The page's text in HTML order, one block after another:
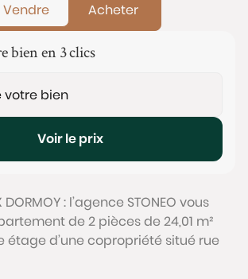
Vendre Acheter
bien en 3 clics
Voir le prix
DORMOY : l’agence STONEO vous
de 2 pièces de 24,01 m²
étage d’une copropriété situé rue